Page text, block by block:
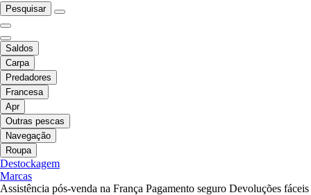
Pesquisar
Saldos
Carpa
Predadores
Francesa
Apr
Outras pescas
Navegação
Roupa
Destockagem
Marcas
Assistência pós-venda na França Pagamento seguro Devoluções fáceis